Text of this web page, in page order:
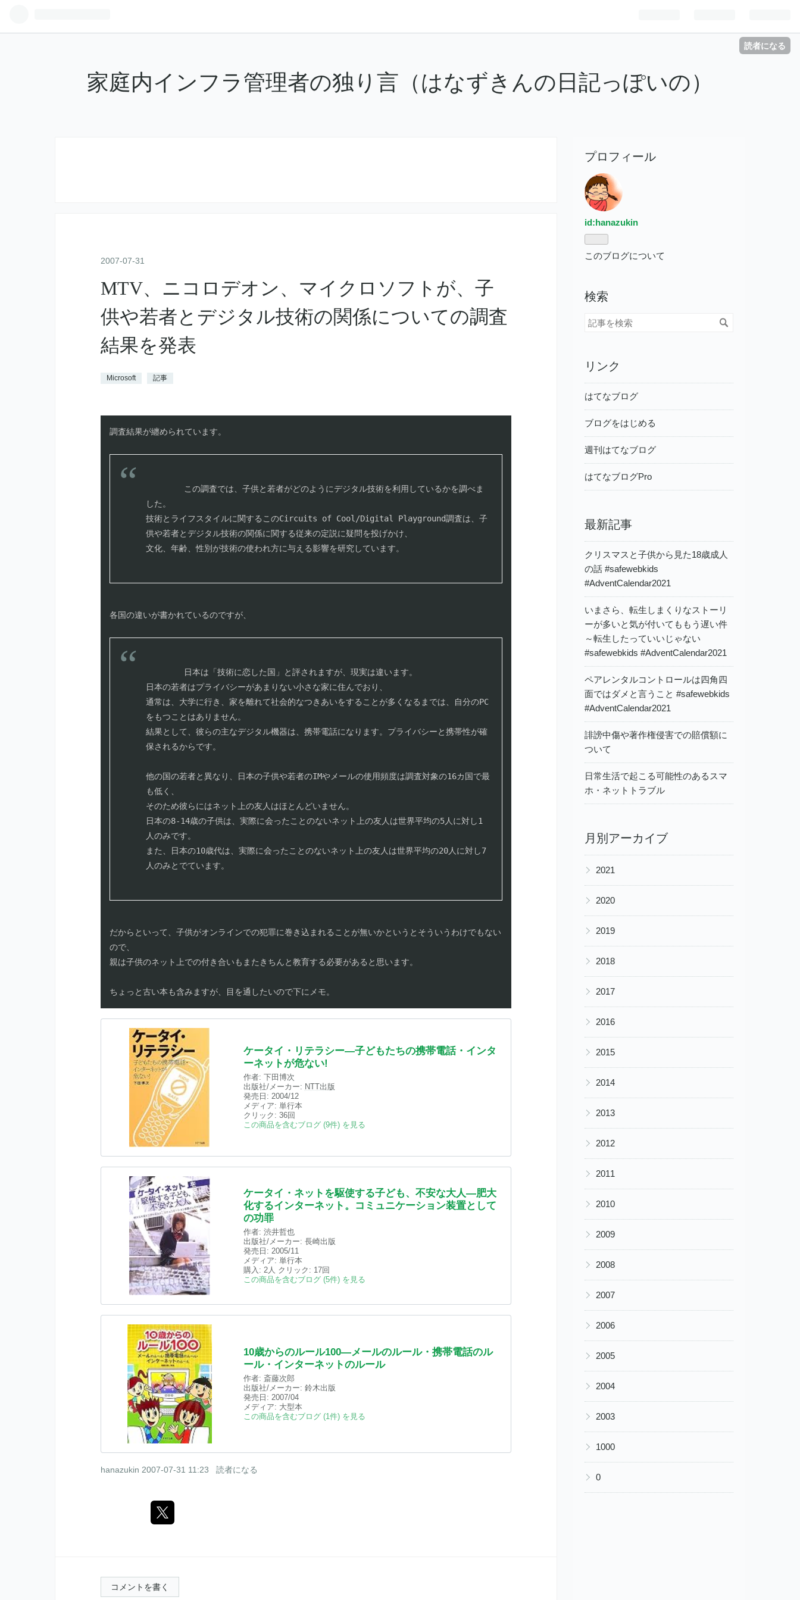
読者になる
家庭内インフラ管理者の独り言（はなずきんの日記っぽいの）
2007-07-31
MTV、ニコロデオン、マイクロソフトが、子
供や若者とデジタル技術の関係についての調査
結果を発表
Microsoft 記事
調査結果が纏められています。
した。
技術とライフスタイルに関するこのCircuits of Cool/Digital Playground調査は、子
供や若者とデジタル技術の関係に関する従来の定説に疑問を投げかけ、
文化、年齢、性別が技術の使われ方に与える影響を研究しています。
各国の違いが書かれているのですが、
日本の若者はプライバシーがあまりない小さな家に住んでおり、
通常は、大学に行き、家を離れて社会的なつきあいをすることが多くなるまでは、自分のPC
をもつことはありません。
結果として、彼らの主なデジタル機器は、携帯電話になります。プライバシーと携帯性が確
保されるからです。
他の国の若者と異なり、日本の子供や若者のIMやメールの使用頻度は調査対象の16カ国で最
も低く、
そのため彼らにはネット上の友人はほとんどいません。
日本の8-14歳の子供は、実際に会ったことのないネット上の友人は世界平均の5人に対し1
人のみです。
また、日本の10歳代は、実際に会ったことのないネット上の友人は世界平均の20人に対し7
人のみとでています。
だからといって、子供がオンラインでの犯罪に巻き込まれることが無いかというとそういうわけでもない
ので、
親は子供のネット上での付き合いもまたきちんと教育する必要があると思います。
ちょっと古い本も含みますが、目を通したいので下にメモ。
ケータイ・リテラシー―子どもたちの携帯電話・インタ
ーネットが危ない!
作者: 下田博次
出版社/メーカー: NTT出版
発売日: 2004/12
メディア: 単行本
クリック : 36回
この商品を含むブログ (9件) を見る
ケータイ・ネットを駆使する子ども、不安な大人―肥大
化するインターネット。コミュニケーション装置として
の功罪
作者: 渋井哲也
出版社/メーカー: 長崎出版
発売日: 2005/11
メディア: 単行本
購入 : 2人 クリック : 17回
この商品を含むブログ (5件) を見る
10歳からのルール100―メールのルール・携帯電話のル
ール・インターネットのルール
作者: 斎藤次郎
出版社/メーカー: 鈴木出版
発売日: 2007/04
メディア: 大型本
この商品を含むブログ (1件) を見る
hanazukin 2007-07-31 11:23 読者になる
コメントを書く
プロフィール
id:hanazukin
このブログについて
検索
リンク
はてなブログ
ブログをはじめる
週刊はてなブログ
はてなブログPro
最新記事
クリスマスと子供から見た18歳成人
の話 #safewebkids
#AdventCalendar2021
いまさら、転生しまくりなストーリ
ーが多いと気が付いてももう遅い件
～転生したっていいじゃない
#safewebkids #AdventCalendar2021
ペアレンタルコントロールは四角四
面ではダメと言うこと #safewebkids
#AdventCalendar2021
誹謗中傷や著作権侵害での賠償額に
ついて
日常生活で起こる可能性のあるスマ
ホ・ネットトラブル
月別アーカイブ
▶ 2021
▶ 2020
▶ 2019
▶ 2018
▶ 2017
▶ 2016
▶ 2015
▶ 2014
▶ 2013
▶ 2012
▶ 2011
▶ 2010
▶ 2009
▶ 2008
▶ 2007
▶ 2006
▶ 2005
▶ 2004
▶ 2003
▶ 1000
▶ 0